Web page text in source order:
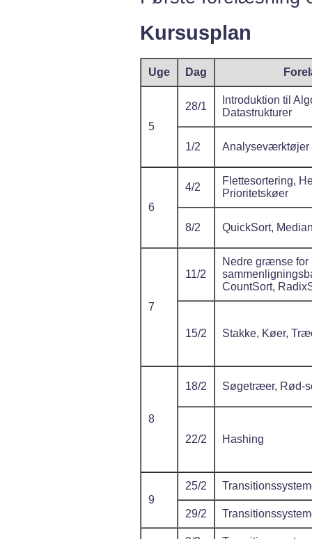
Kursusplan
Uge Dag
5
28/1
Introduktion til
Datastrukturer
1/2 Analyseværktøjer
6
4/2
Flettesortering,
Prioritetskøer
8/2 QuickSort,
7
11/2
Nedre grænse for
CountSort,
15/2 Stakke, Køer,
8
18/2 Søgetræer, Rød-
22/2 Hashing
9
25/2
29/2